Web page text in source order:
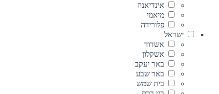
אינדיאנה
מיאמי
פלורידה
ישראל
אשדוד
אשקלון
באר יעקב
באר שבע
בית שמש